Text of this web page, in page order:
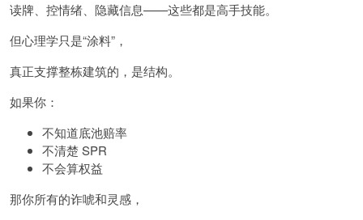
读牌、控情绪、隐藏信息——这些都是高手技能。
但心理学只是“涂料”，
真正支撑整栋建筑的，是结构。
如果你：
不知道底池赔率
不清楚 SPR
不会算权益
那你所有的诈唬和灵感，